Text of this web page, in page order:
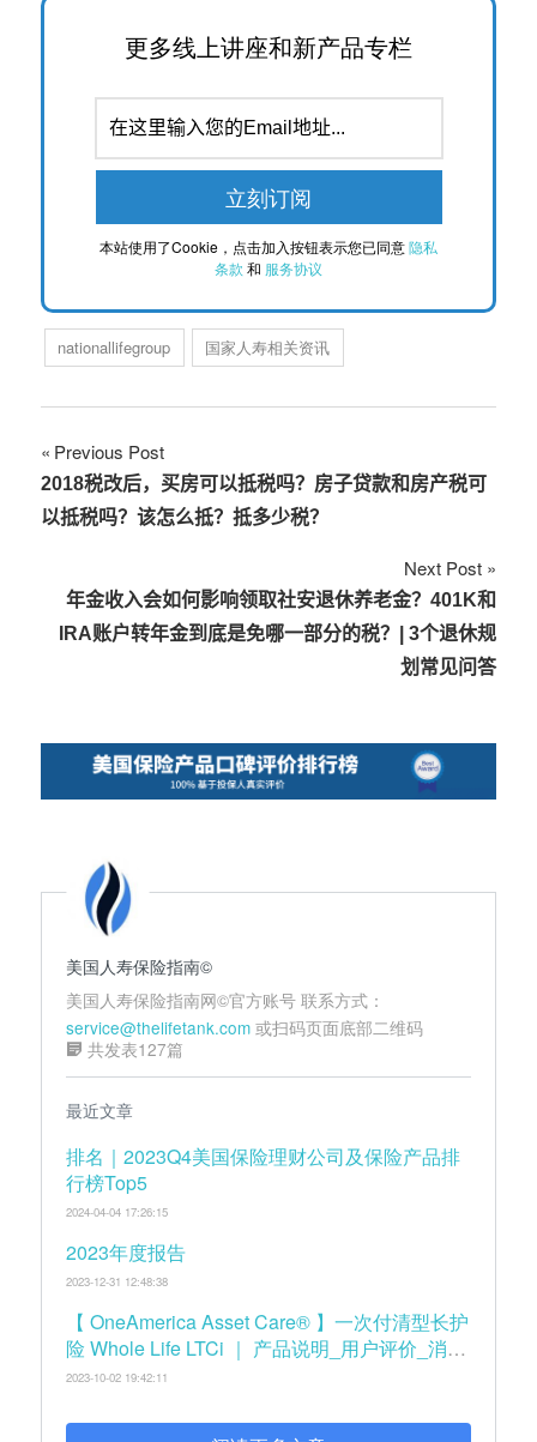
更多线上讲座和新产品专栏
本站使用了Cookie，点击加入按钮表示您已同意隐私
条款 和 服务协议
nationallifegroup 国家人寿相关资讯
文
章
航
Previous Post
2018税改后，买房可以抵税吗？房子贷款和房产税可
以抵税吗？该怎么抵？抵多少税？
Next Post
年金收入会如何影响领取社安退休养老金？401K和
IRA账户转年金到底是免哪一部分的税？| 3个退休规
划常见问答
美国人寿保险指南©️
美国人寿保险指南网©️官方账号 联系方式：
service@thelifetank.com 或扫码页面底部二维码
共发表127篇
最近文章
排名｜2023Q4美国保险理财公司及保险产品排
行榜Top5
2024-04-04 17:26:15
2023年度报告
2023-12-31 12:48:38
【 OneAmerica Asset Care® 】一次付清型长护
险 Whole Life LTCi ｜ 产品说明_用户评价_消费
者手册
2023-10-02 19:42:11